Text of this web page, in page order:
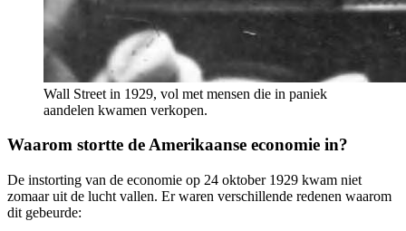
Wall Street in 1929, vol met mensen die in paniek
aandelen kwamen verkopen.
Waarom stortte de Amerikaanse economie in?
De instorting van de economie op 24 oktober 1929 kwam niet
zomaar uit de lucht vallen. Er waren verschillende redenen waarom
dit gebeurde: